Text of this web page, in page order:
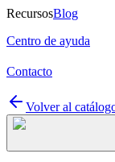
RecursosBlog
Centro de ayuda
Contacto
Volver al